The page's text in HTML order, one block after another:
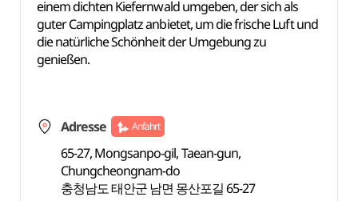
einem dichten Kiefernwald umgeben, der sich als
guter Campingplatz anbietet, um die frische Luft und
die natürliche Schönheit der Umgebung zu
genießen.
Adresse Anfahrt
65-27, Mongsanpo-gil, Taean-gun,
Chungcheongnam-do
충청남도 태안군 남면 몽산포길 65-27